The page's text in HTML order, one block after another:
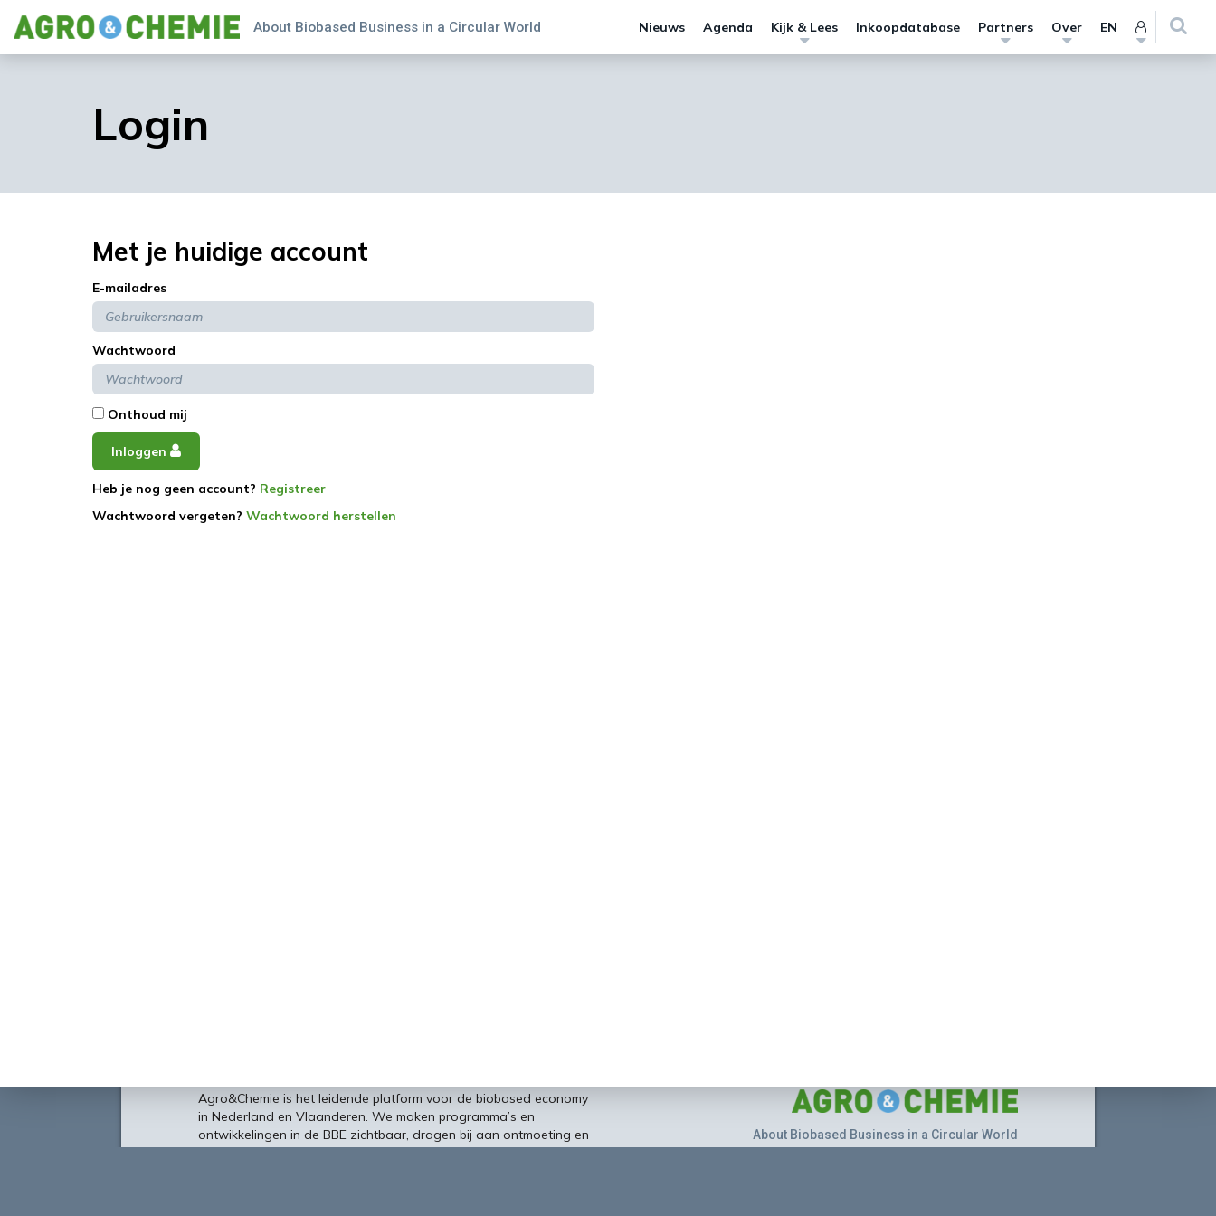
About Biobased Business in a Circular World Nieuws Agenda Kijk & Lees Inkoopdatabase Partners Over EN
Login
Met je huidige account
E-mailadres
Wachtwoord
Onthoud mij
Inloggen
Heb je nog geen account? Registreer
Wachtwoord vergeten? Wachtwoord herstellen
Agro&Chemie is het leidende platform voor de biobased economy
in Nederland en Vlaanderen. We maken programma’s en
ontwikkelingen in de BBE zichtbaar, dragen bij aan ontmoeting en
verbinding tussen ondernemers, kennisinstellingen en overheid en
About Biobased Business in a Circular World